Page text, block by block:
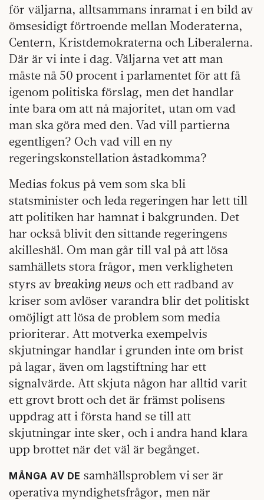
för väljarna, alltsammans inramat i en bild av
ömsesidigt förtroende mellan Moderaterna,
Centern, Kristdemokraterna och Liberalerna.
Där är vi inte i dag. Väljarna vet att man
måste nå 50 procent i parlamentet för att få
igenom politiska förslag, men det handlar
inte bara om att nå majoritet, utan om vad
man ska göra med den. Vad vill partierna
egentligen? Och vad vill en ny
regeringskonstellation åstadkomma?
Medias fokus på vem som ska bli
statsminister och leda regeringen har lett till
att politiken har hamnat i bakgrunden. Det
har också blivit den sittande regeringens
akilleshäl. Om man går till val på att lösa
samhällets stora frågor, men verkligheten
styrs av breaking news och ett radband av
kriser som avlöser varandra blir det politiskt
omöjligt att lösa de problem som media
prioriterar. Att motverka exempelvis
skjutningar handlar i grunden inte om brist
på lagar, även om lagstiftning har ett
signalvärde. Att skjuta någon har alltid varit
ett grovt brott och det är främst polisens
uppdrag att i första hand se till att
skjutningar inte sker, och i andra hand klara
upp brottet när det väl är begånget.
MÅNGA AV DE samhällsproblem vi ser är
operativa myndighetsfrågor, men när